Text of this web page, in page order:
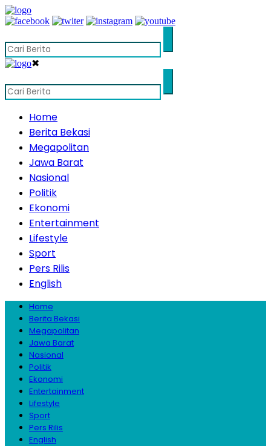
✖
Home
Berita Bekasi
Megapolitan
Jawa Barat
Nasional
Politik
Ekonomi
Entertainment
Lifestyle
Sport
Pers Rilis
English
Home
Berita Bekasi
Megapolitan
Jawa Barat
Nasional
Politik
Ekonomi
Entertainment
Lifestyle
Sport
Pers Rilis
English